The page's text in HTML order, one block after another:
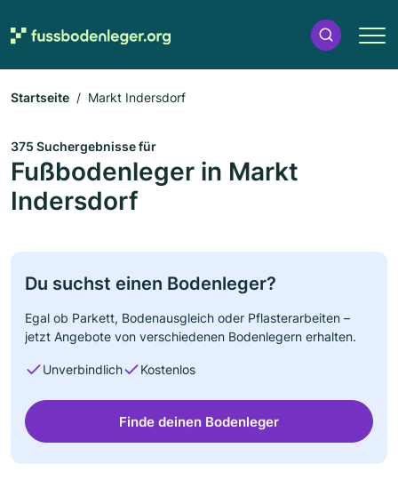
Startseite Markt Indersdorf
375 Suchergebnisse für
Fußbodenleger in Markt
Indersdorf
Du suchst einen Bodenleger?
Egal ob Parkett, Bodenausgleich oder Pflasterarbeiten –
jetzt Angebote von verschiedenen Bodenlegern erhalten.
Unverbindlich Kostenlos
Finde deinen Bodenleger